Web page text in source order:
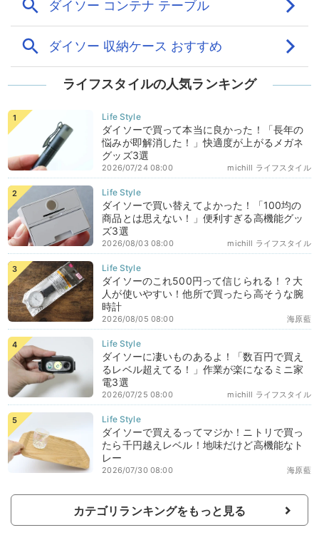
ライフスタイルの人気ランキング
ダイソーで買って本当に良かった！「長年の
悩みが即解消した！」快適度が上がるメガネ
グッズ3選
michill ライフスタイル
2026/07/24 08:00
ダイソーで買い替えてよかった！「100均の
商品とは思えない！」便利すぎる高機能グッ
ズ3選
michill ライフスタイル
2026/08/03 08:00
ダイソーのこれ500円って信じられる！？大
人が使いやすい！他所で買ったら高そうな腕
時計
海原藍
2026/08/05 08:00
ダイソーに凄いものあるよ！「数百円で買え
るレベル超えてる！」作業が楽になるミニ家
電3選
michill ライフスタイル
2026/07/25 08:00
ダイソーで買えるってマジか！ニトリで買っ
たら千円越えレベル！地味だけど高機能なト
レー
海原藍
2026/07/30 08:00
カテゴリランキングをもっと見る